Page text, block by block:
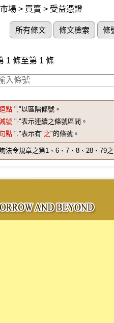
場 > 買賣 > 受益憑證
所有條文 條文檢索 條
1 條至第 1 條
點 ","以區隔條號。
號 "-"表示連續之條號區間。
點 "."表示有"之"的條號。
法令規章之第1、6、7、8、28、79